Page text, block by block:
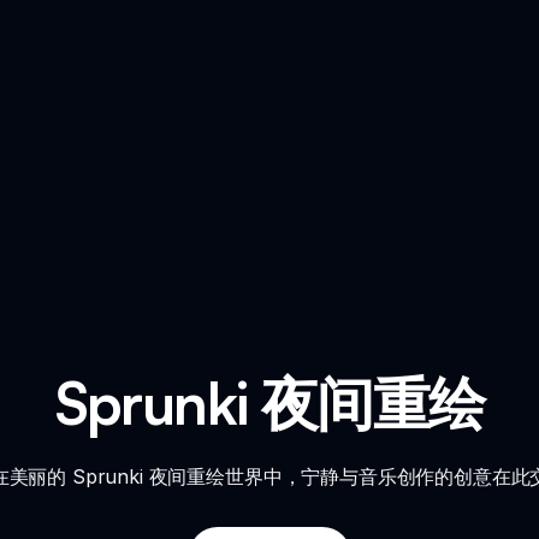
Sprunki 夜间重绘
美丽的 Sprunki 夜间重绘世界中，宁静与音乐创作的创意在此